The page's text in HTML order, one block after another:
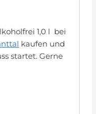
1,0 l bei
kaufen und
startet. Gerne